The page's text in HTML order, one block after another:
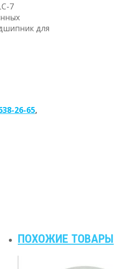
7
для
26-65,
ПОХОЖИЕ ТОВАРЫ